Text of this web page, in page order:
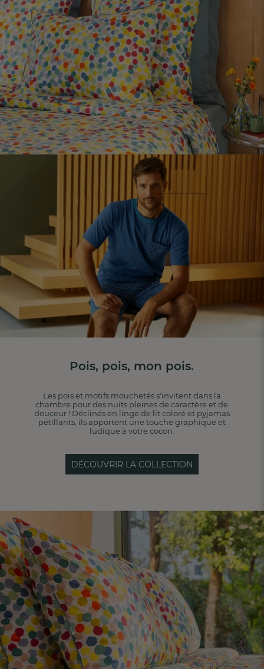
Pois, pois, mon pois.
Les pois et motifs mouchetés s'invitent dans la
chambre pour des nuits pleines de caractère et de
douceur ! Déclinés en linge de lit coloré et pyjamas
pétillants, ils apportent une touche graphique et
ludique à votre cocon.
DÉCOUVRIR LA COLLECTION